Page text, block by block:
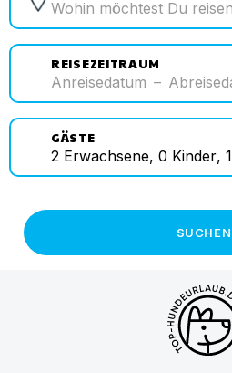
REISEZEITRAUM
Anreisedatum –
GÄSTE
2 Erwachsene, 0 Kinder, 1
SUCHEN